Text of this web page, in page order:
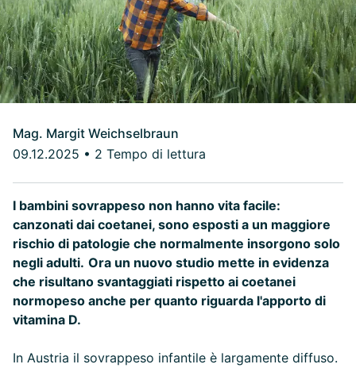
Mag. Margit Weichselbraun
09.12.2025 • 2 Tempo di lettura
I bambini sovrappeso non hanno vita facile:
canzonati dai coetanei, sono esposti a un maggiore
rischio di patologie che normalmente insorgono solo
negli adulti. Ora un nuovo studio mette in evidenza
che risultano svantaggiati rispetto ai coetanei
normopeso anche per quanto riguarda l'apporto di
vitamina D.
In Austria il sovrappeso infantile è largamente diffuso.